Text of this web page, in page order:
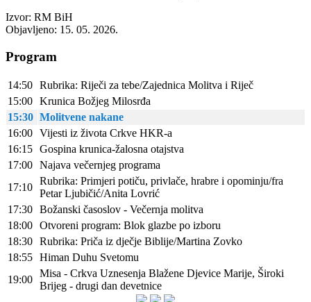
Izvor: RM BiH
Objavljeno: 15. 05. 2026.
Program
14:50 Rubrika: Riječi za tebe/Zajednica Molitva i Riječ
15:00 Krunica Božjeg Milosrđa
15:30 Molitvene nakane
16:00 Vijesti iz života Crkve HKR-a
16:15 Gospina krunica-žalosna otajstva
17:00 Najava večernjeg programa
17:10
Rubrika: Primjeri potiču, privlače, hrabre i opominju/fra
Petar Ljubičić/Anita Lovrić
17:30 Božanski časoslov - Večernja molitva
18:00 Otvoreni program: Blok glazbe po izboru
18:30 Rubrika: Priča iz dječje Biblije/Martina Zovko
18:55 Himan Duhu Svetomu
19:00
Misa - Crkva Uznesenja Blažene Djevice Marije, Široki
Brijeg - drugi dan devetnice